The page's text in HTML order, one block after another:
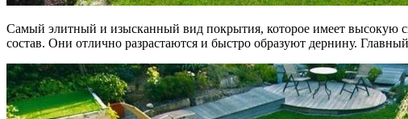
Самый элитный и изысканный вид покрытия, которое имеет высокую
состав. Они отлично разрастаются и быстро образуют дернину.